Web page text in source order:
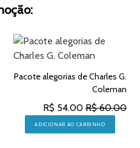
Pacote alegorias de Charles G.
Coleman
R$ 54.00 R$ 60.00
ADICIONAR AO CARRINHO